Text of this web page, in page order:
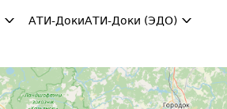
АТИ-ДокиАТИ-Доки (ЭДО)